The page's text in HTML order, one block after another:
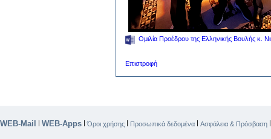
Ομιλία Προέδρου της Ελληνικής Βουλής κ.
Επιστροφή
WEB-Mail | WEB-Apps |Όροι χρήσης | Προσωπικά δεδομένα | Ασφάλεια & Πρόσβαση